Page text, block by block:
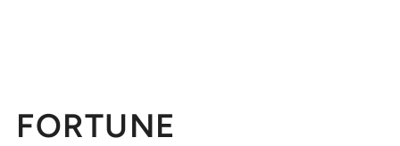
FORTUNE